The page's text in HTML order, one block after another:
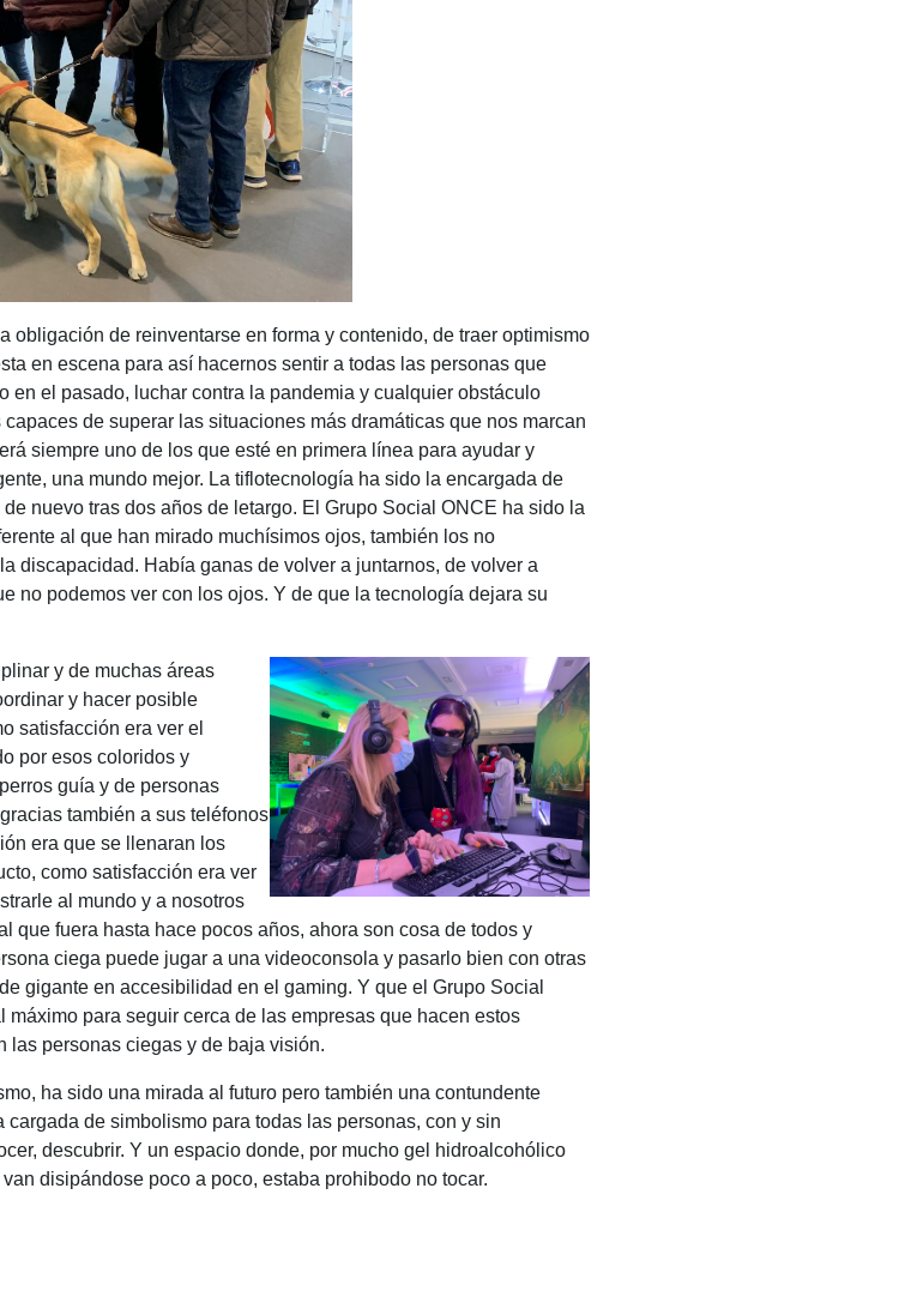
obligación de reinventarse en forma y contenido, de traer optimismo
en escena para así hacernos sentir a todas las personas que
en el pasado, luchar contra la pandemia y cualquier obstáculo
de superar las situaciones más dramáticas que nos marcan
siempre uno de los que esté en primera línea para ayudar y
una mundo mejor. La tiflotecnología ha sido la encargada de
nuevo tras dos años de letargo. El Grupo Social ONCE ha sido la
al que han mirado muchísimos ojos, también los no
discapacidad. Había ganas de volver a juntarnos, de volver a
no podemos ver con los ojos. Y de que la tecnología dejara su
y de muchas áreas
y hacer posible
satisfacción era ver el
por esos coloridos y
guía y de personas
también a sus teléfonos
era que se llenaran los
como satisfacción era ver
al mundo y a nosotros
que fuera hasta hace pocos años, ahora son cosa de todos y
ciega puede jugar a una videoconsola y pasarlo bien con otras
gigante en accesibilidad en el gaming. Y que el Grupo Social
para seguir cerca de las empresas que hacen estos
las personas ciegas y de baja visión.
ha sido una mirada al futuro pero también una contundente
de simbolismo para todas las personas, con y sin
descubrir. Y un espacio donde, por mucho gel hidroalcohólico
disipándose poco a poco, estaba prohibodo no tocar.